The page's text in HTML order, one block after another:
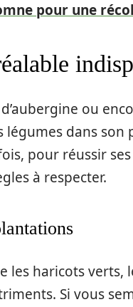
pour une
ou
dans son
pour réussir
à respecter.
les haricots verts,
Si vous